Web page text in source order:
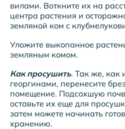
вилами. Воткните их на
центра растения и
земляной ком с
Уложите выкопанное
земляным комом.
Как просушить. Так же, как
георгинами, перенесите
помещение. Подсохшую
оставьте их еще для
затем можете начинать
хранению.